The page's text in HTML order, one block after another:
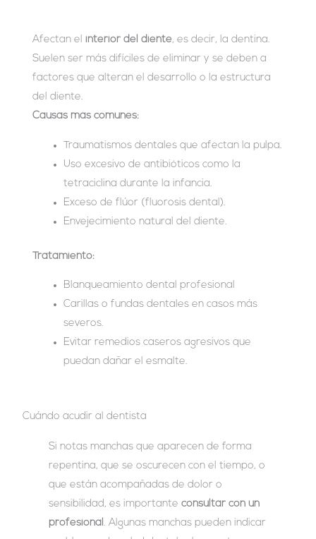
Afectan elinterior del diente, es decir, la dentina.
Suelen ser más difíciles de eliminar y se deben a
factores que alteran el desarrollo o la estructura
del diente.
Causas más comunes:
Traumatismos dentales que afectan la pulpa.
Uso excesivo de antibióticos como la
tetraciclina durante la infancia.
Exceso de flúor (fluorosis dental).
Envejecimiento natural del diente.
Tratamiento:
Blanqueamiento dental profesional
Carillas o fundas dentales en casos más
severos.
Evitar remedios caseros agresivos que
puedan dañar el esmalte.
Cuándo acudir al dentista
Si notas manchas que aparecen de forma
repentina, que se oscurecen con el tiempo, o
que están acompañadas de dolor o
sensibilidad, es importante consultar con un
profesional. Algunas manchas pueden indicar